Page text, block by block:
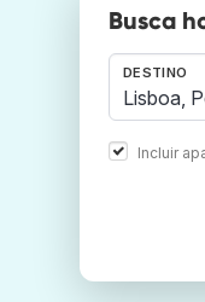
Busca
DESTINO
Incluir